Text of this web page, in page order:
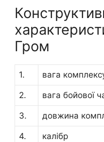
Гром
1. вага
2. вага бойової
3. довжина
4. калібр